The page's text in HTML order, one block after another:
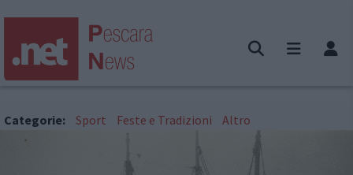
Categorie: Sport Feste e Tradizioni Altro